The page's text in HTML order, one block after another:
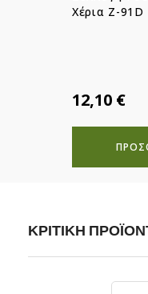
Χέρια Z-91D
12,10 €
ΚΡΙΤΙΚΗ